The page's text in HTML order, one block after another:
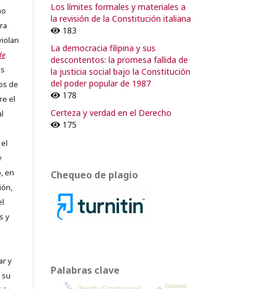
de
el
en
y
y
Los límites formales y materiales a
la revisión de la Constitución italiana
183
La democracia filipina y sus
descontentos: la promesa fallida de
la justicia social bajo la Constitución
del poder popular de 1987
178
Certeza y verdad en el Derecho
175
Chequeo de plagio
Palabras clave
Derecho Constitucional Gobierno